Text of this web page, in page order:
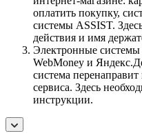
оплатить покупку,
системы ASSIST.
действия и имя
Электронные системы
WebMoney и
система
сервиса. Здесь
инструкции.